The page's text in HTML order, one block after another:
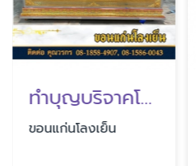
ทำบุญบริจาคโลงศพ ขอนแก่น
ขอนแก่นโลงเย็น